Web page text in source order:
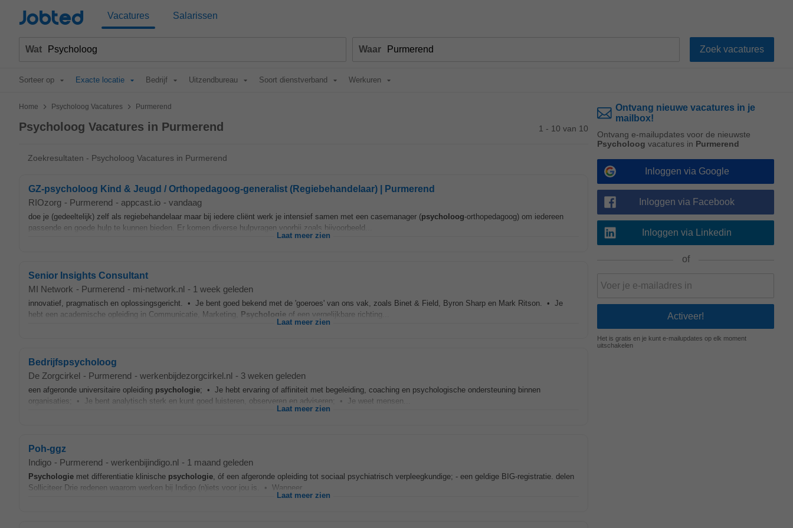
Jobted Vacatures Salarissen
Wat Waar
Sorteer op Exacte locatie Bedrijf Uitzendbureau Soort dienstverband Werkuren
Home > Psycholoog Vacatures > Purmerend
Psycholoog Vacatures in Purmerend 1 - 10 van 10
Zoekresultaten - Psycholoog Vacatures in Purmerend
GZ-psycholoog Kind & Jeugd / Orthopedagoog-generalist (Regiebehandelaar) | Purmerend
RIOzorg - Purmerend - appcast.io - vandaag
doe je (gedeeltelijk) zelf als regiebehandelaar maar bij iedere cliënt werk je intensief samen met een casemanager (psycholoog-orthopedagoog) om iedereen
passende en goede hulp te kunnen bieden. Er komen diverse hulpvragen voorbij zoals bijvoorbeeld...
Laat meer zien
Senior Insights Consultant
MI Network - Purmerend - mi-network.nl - 1 week geleden
innovatief, pragmatisch en oplossingsgericht. • Je bent goed bekend met de 'goeroes' van ons vak, zoals Binet & Field, Byron Sharp en Mark Ritson. • Je
hebt een academische opleiding in Communicatie, Marketing, Psychologie of een vergelijkbare richting...
Laat meer zien
Bedrijfspsycholoog
De Zorgcirkel - Purmerend - werkenbijdezorgcirkel.nl - 3 weken geleden
een afgeronde universitaire opleiding psychologie; • Je hebt ervaring of affiniteit met begeleiding, coaching en psychologische ondersteuning binnen
organisaties; • Je bent analytisch sterk en kunt goed luisteren, observeren en adviseren; • Je weet mensen...
Laat meer zien
Poh-ggz
Indigo - Purmerend - werkenbijindigo.nl - 1 maand geleden
Psychologie met differentiatie klinische psychologie, óf een afgeronde opleiding tot sociaal psychiatrisch verpleegkundige; - een geldige BIG-registratie. delen
Solliciteer Drie redenen waarom werken bij Indigo (n)iets voor jou is. • Wanneer...
Laat meer zien
Ontvang nieuwe vacatures in je
mailbox!
Ontvang e-mailupdates voor de nieuwste
Psycholoog vacatures in Purmerend
Inloggen via Google
Inloggen via Facebook
Inloggen via Linkedin
of
Het is gratis en je kunt e-mailupdates op elk moment
uitschakelen